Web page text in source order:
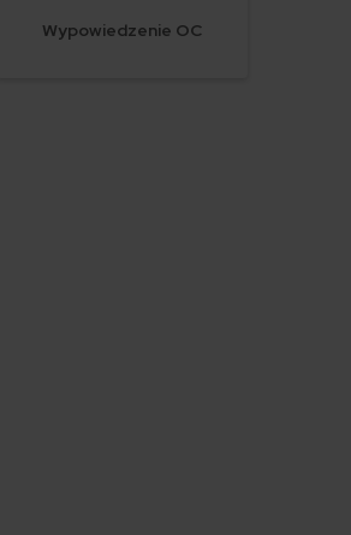
Wypowiedzenie OC